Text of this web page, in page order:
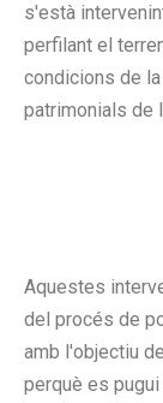
s'està
perfilant el
condicions de
patrimonials de
Aquestes
del procés de
amb l'objectiu
perquè es